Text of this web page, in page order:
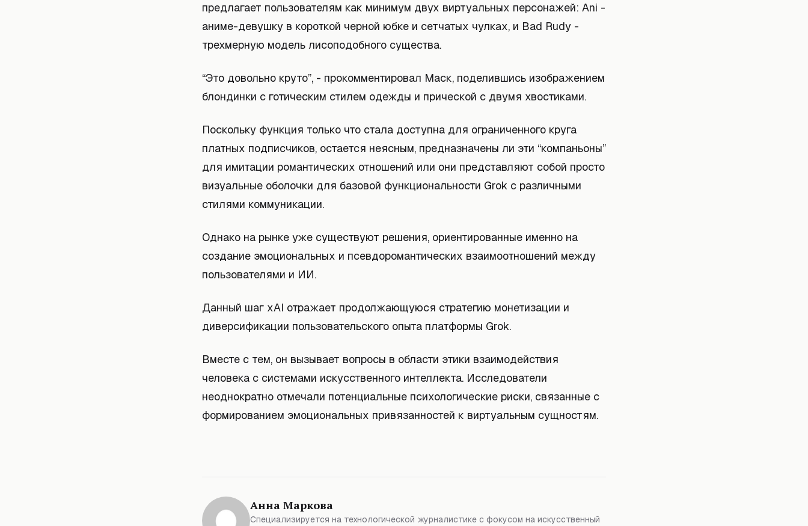
предлагает пользователям как минимум двух виртуальных персонажей: Ani -
аниме-девушку в короткой черной юбке и сетчатых чулках, и Bad Rudy -
трехмерную модель лисоподобного существа.
“Это довольно круто”, - прокомментировал Маск, поделившись изображением
блондинки с готическим стилем одежды и прической с двумя хвостиками.
Поскольку функция только что стала доступна для ограниченного круга
платных подписчиков, остается неясным, предназначены ли эти “компаньоны”
для имитации романтических отношений или они представляют собой просто
визуальные оболочки для базовой функциональности Grok с различными
стилями коммуникации.
Однако на рынке уже существуют решения, ориентированные именно на
создание эмоциональных и псевдоромантических взаимоотношений между
пользователями и ИИ.
Данный шаг xAI отражает продолжающуюся стратегию монетизации и
диверсификации пользовательского опыта платформы Grok.
Вместе с тем, он вызывает вопросы в области этики взаимодействия
человека с системами искусственного интеллекта. Исследователи
неоднократно отмечали потенциальные психологические риски, связанные с
формированием эмоциональных привязанностей к виртуальным сущностям.
Анна Маркова
Специализируется на технологической журналистике с фокусом на искусственный